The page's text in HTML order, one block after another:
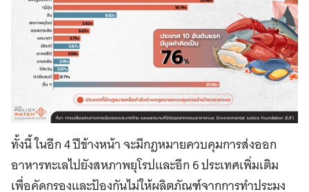
ทั้งนี้ ในอีก 4 ปีข้างหน้า จะมีกฎหมายควบคุมการส่งออก
อาหารทะเลไปยังสหภาพยุโรปและอีก 6 ประเทศเพิ่มเติม
เพื่อคัดกรองและป้องกันไม่ให้ผลิตภัณฑ์จากการทำประมง